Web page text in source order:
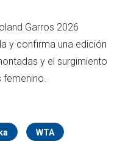
Garros 2026
y confirma una edición
y el surgimiento
femenino.
WTA